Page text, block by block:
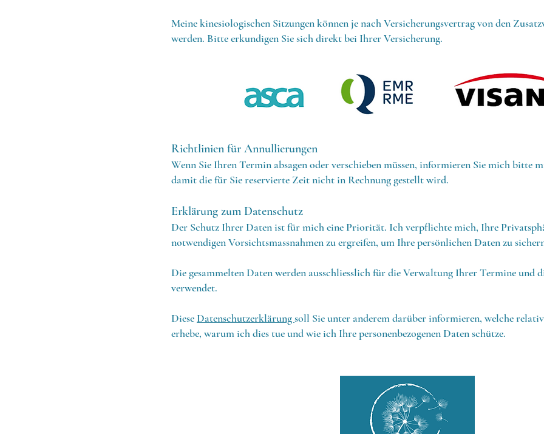
Meine kinesiologischen Sitzungen können je nach Versicherungsvertrag von den
werden. Bitte erkundigen Sie sich direkt bei Ihrer Versicherung.
Richtlinien für Annullierungen
Wenn Sie Ihren Termin absagen oder verschieben müssen, informieren Sie mich bitte
damit die für Sie reservierte Zeit nicht in Rechnung gestellt wird.
Erklärung zum Datenschutz
Der Schutz Ihrer Daten ist für mich eine Priorität. Ich verpflichte mich, Ihre
notwendigen Vorsichtsmassnahmen zu ergreifen, um Ihre persönlichen Daten zu
Die gesammelten Daten werden ausschliesslich für die Verwaltung Ihrer Termine und
verwendet.
Diese Datenschutzerklärungsoll Sie unter anderem darüber informieren, welche
erhebe, warum ich dies tue und wie ich Ihre personenbezogenen Daten schütze.